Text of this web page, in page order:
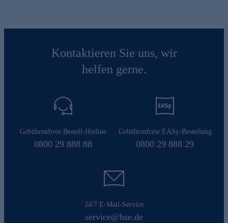
Kontaktieren Sie uns, wir
helfen gerne.
Gebührenfreie Bestell-Hotline
0800 29 888 88
Gebührenfreie EASy-Bestellung
0800 29 888 29
24/7 E-Mail-Service
service@hse.de